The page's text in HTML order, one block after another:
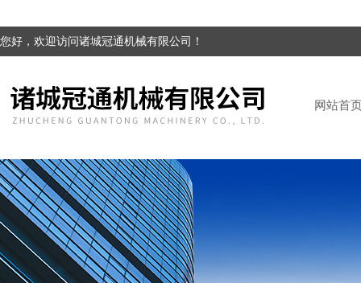
您好，欢迎访问诸城冠通机械有限公司！
网站首